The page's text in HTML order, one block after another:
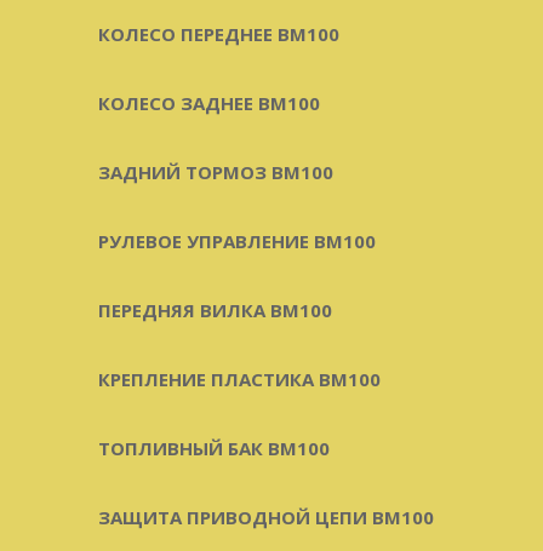
КОЛЕСО ПЕРЕДНЕЕ BM100
КОЛЕСО ЗАДНЕЕ BM100
ЗАДНИЙ ТОРМОЗ BM100
РУЛЕВОЕ УПРАВЛЕНИЕ BM100
ПЕРЕДНЯЯ ВИЛКА BM100
КРЕПЛЕНИЕ ПЛАСТИКА BM100
ТОПЛИВНЫЙ БАК BM100
ЗАЩИТА ПРИВОДНОЙ ЦЕПИ BM100